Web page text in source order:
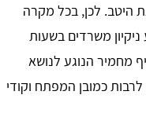
היטב. לכן, בכל מקרה
משרדים בשעות
מחמיר הנוגע לנושא
כמובן המפתח וקודי